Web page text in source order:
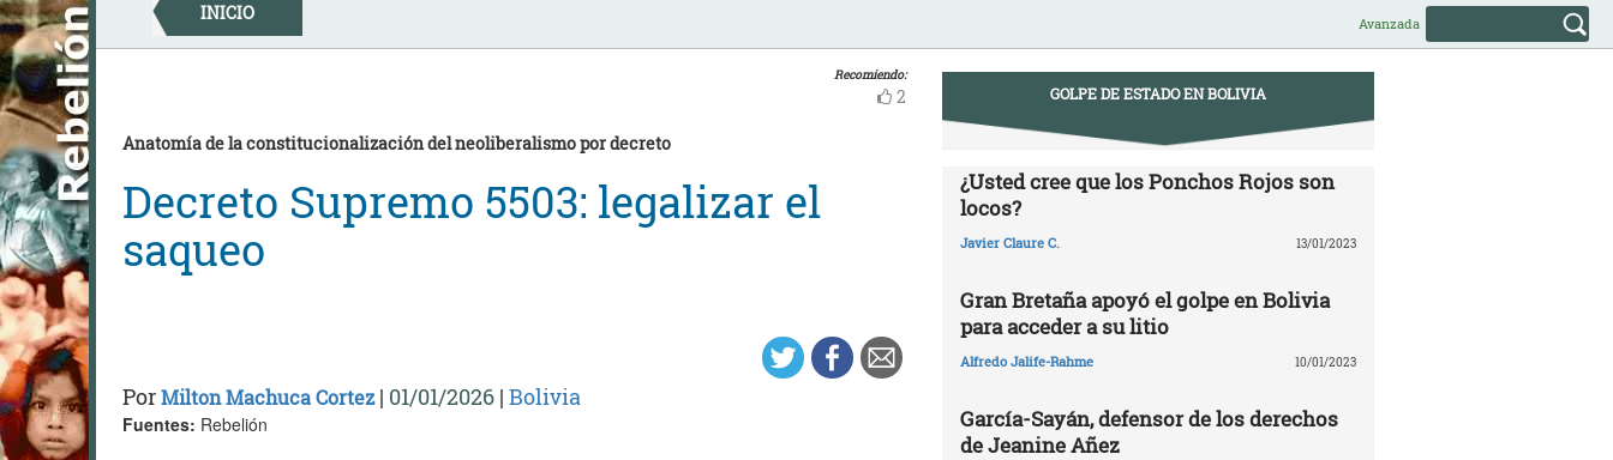
Skip
to
content
INICIO Avanzada
Recomiendo:
2
Anatomía de la constitucionalización del neoliberalismo por decreto
Decreto Supremo 5503: legalizar el
saqueo
PorMilton Machuca Cortez| 01/01/2026 | Bolivia
Fuentes: Rebelión
GOLPE DE ESTADO EN BOLIVIA
¿Usted cree que los Ponchos Rojos son
locos?
Javier Claure C. 13/01/2023
Gran Bretaña apoyó el golpe en Bolivia
para acceder a su litio
Alfredo Jalife-Rahme 10/01/2023
García-Sayán, defensor de los derechos
de Jeanine Añez